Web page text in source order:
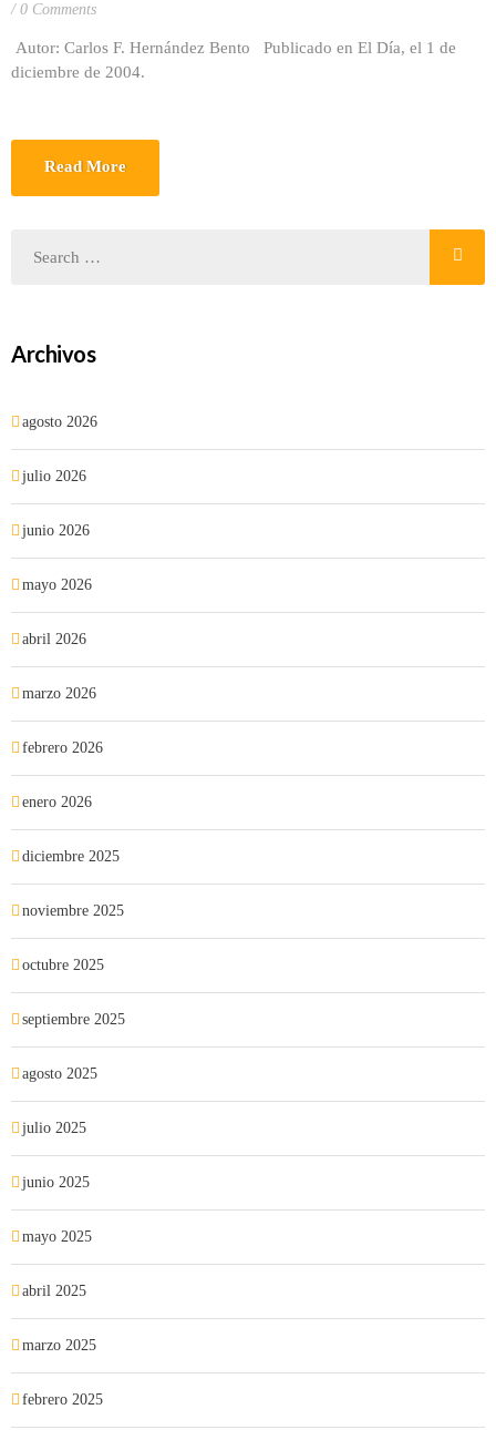
0 Comments
Autor: Carlos F. Hernández Bento Publicado en El Día, el 1 de
diciembre de 2004.
Read More
Archivos
agosto 2026
julio 2026
junio 2026
mayo 2026
abril 2026
marzo 2026
febrero 2026
enero 2026
diciembre 2025
noviembre 2025
octubre 2025
septiembre 2025
agosto 2025
julio 2025
junio 2025
mayo 2025
abril 2025
marzo 2025
febrero 2025